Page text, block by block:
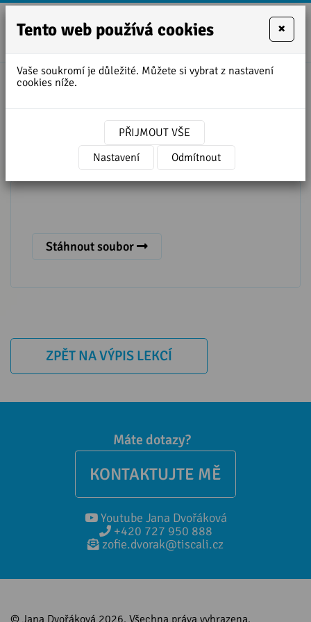
950
Stáhnout soubor
ZPĚT NA VÝPIS LEKCÍ
Máte dotazy?
KONTAKTUJTE MĚ
Youtube Jana Dvořáková
+420 727 950 888
zofie.dvorak@tiscali.cz
Tento web používá cookies ×
Vaše soukromí je důležité. Můžete si vybrat z nastavení
cookies níže.
PŘIJMOUT VŠE
Nastavení
Odmítnout